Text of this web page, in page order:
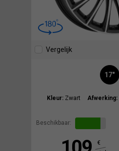
Vergelijk
17"
Kleur: Zwart Afwerking:
Beschikbaar:
€